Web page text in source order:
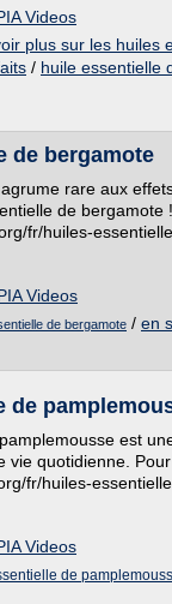
Videos
plus sur les huiles
/ huile essentielle
de bergamote
rare aux
de
fr/huiles-
Videos
de bergamote / en
de
est
vie quotidienne.
fr/huiles-
Videos
de